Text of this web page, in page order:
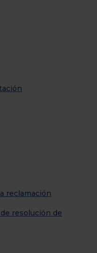
reclamación
resolución de